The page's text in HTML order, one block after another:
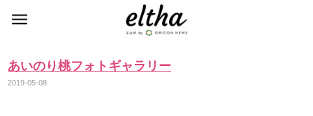
あいのり桃フォトギャラリー
2019-05-08